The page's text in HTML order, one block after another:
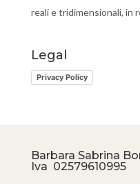
reali e tridimensionali, in
Legal
Privacy Policy
Barbara Sabrina
Iva 02579610995